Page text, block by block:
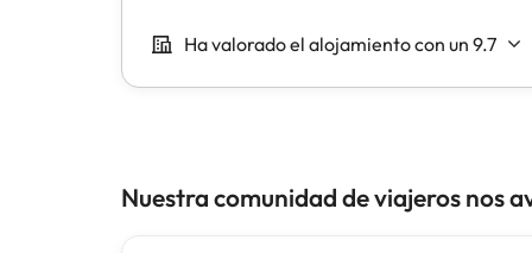
Nuestra comunidad de viajeros nos